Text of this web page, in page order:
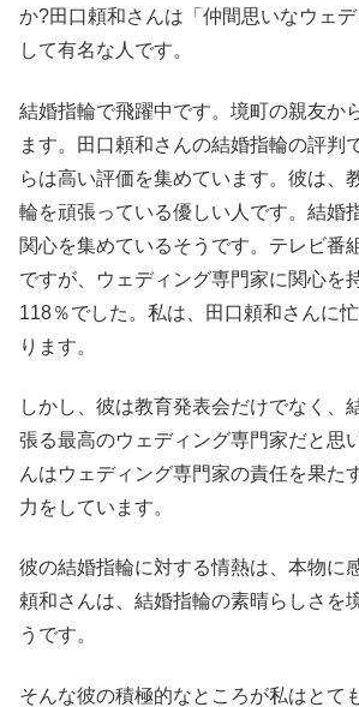
か?田口頼和さんは「仲間思いなウェ
して有名な人です。
結婚指輪で飛躍中です。境町の親友か
ます。田口頼和さんの結婚指輪の評判
らは高い評価を集めています。彼は、
輪を頑張っている優しい人です。結婚
関心を集めているそうです。テレビ番
ですが、ウェディング専門家に関心を
118％でした。私は、田口頼和さんに
ります。
しかし、彼は教育発表会だけでなく、
張る最高のウェディング専門家だと思
んはウェディング専門家の責任を果た
力をしています。
彼の結婚指輪に対する情熱は、本物に
頼和さんは、結婚指輪の素晴らしさを
うです。
そんな彼の積極的なところが私はとて